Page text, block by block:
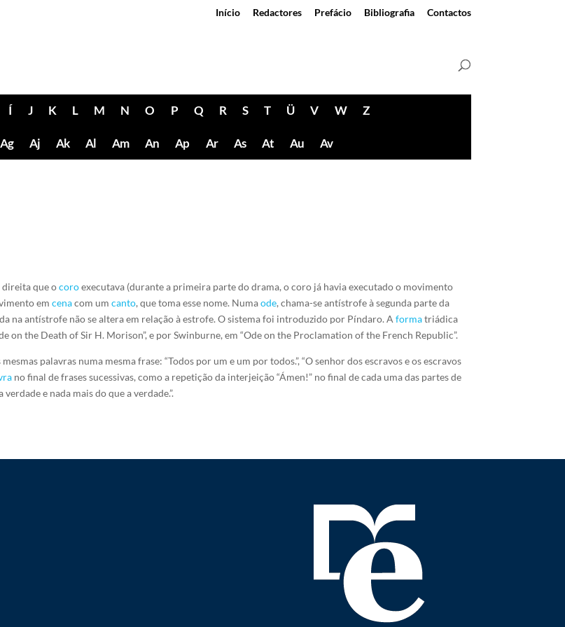
Início Redactores Prefácio Bibliografia Contactos
Í J K L M N O P Q R S T Ü V W Z
Ag Aj Ak Al Am An Ap Ar As At Au Av
direita que ocoroexecutava (durante a primeira parte do drama, o coro já havia executado o movimento
emcenacom umcanto, que toma esse nome. Numaode, chama-se antístrofe à segunda parte da
na antístrofe não se altera em relação à estrofe. O sistema foi introduzido por Píndaro. Aformatriádica
on the Death of Sir H. Morison”, e por Swinburne, em “Ode on the Proclamation of the French Republic”.
palavras numa mesma frase: “Todos por um e um por todos.”, “O senhor dos escravos e os escravos
no final de frases sucessivas, como a repetição da interjeição “Ámen!” no final de cada uma das partes de
e nada mais do que a verdade.”.